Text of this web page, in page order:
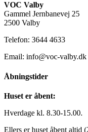
VOC Valby
Gammel Jernbanevej 25
2500 Valby
Telefon: 3644 4633
Email: info@voc-valby.dk
Åbningstider
Huset er åbent:
Hverdage kl. 8.30-15.00.
Ellers er huset åbent altid